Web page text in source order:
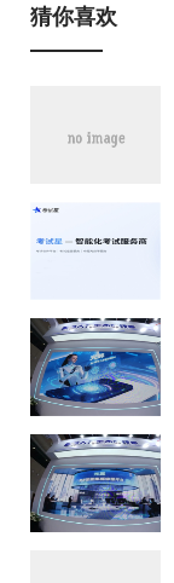
猜你喜欢